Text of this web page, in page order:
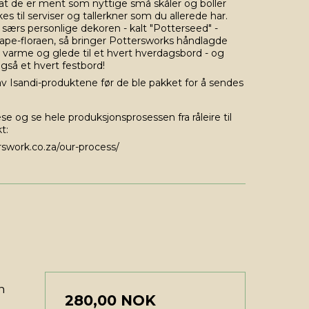
de er ment som nyttige små skåler og boller
til serviser og tallerkner som du allerede har.
personlige dekoren - kalt "Potterseed" -
floraen, så bringer Pottersworks håndlagde
og glede til et hvert hverdagsbord - og
et hvert festbord!
Isandi-produktene før de ble pakket for å sendes
og se hele produksjonsprosessen fra råleire til
our-process/
280,00 NOK